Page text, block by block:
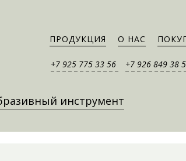
ПРОДУКЦИЯ О НАС
+7 925 775 33 56 +7 926 849 38
инструмент